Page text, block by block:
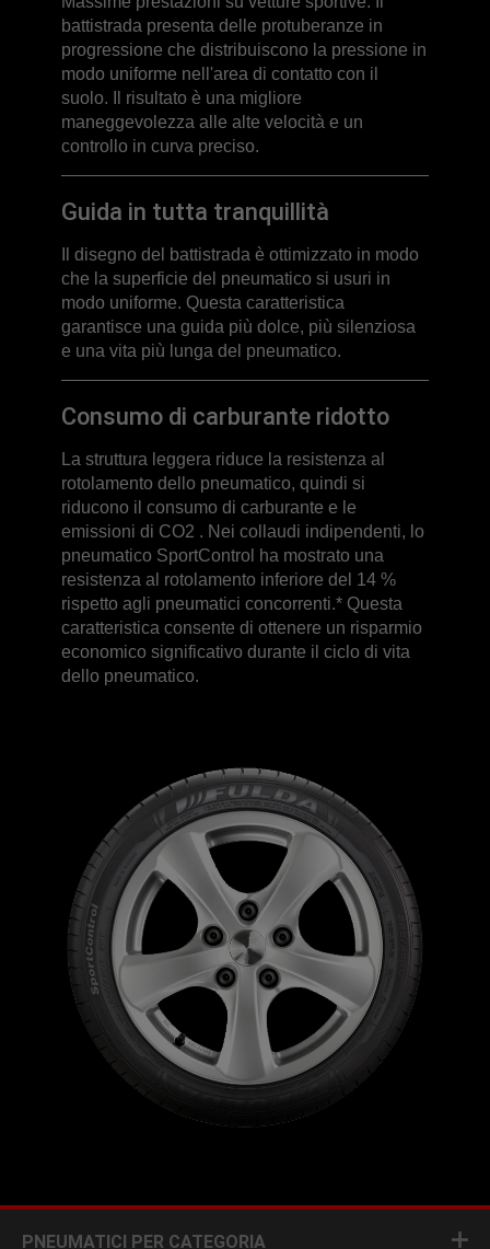
battistrada presenta delle protuberanze in
progressione che distribuiscono la pressione in
modo uniforme nell'area di contatto con il
suolo. Il risultato è una migliore
maneggevolezza alle alte velocità e un
controllo in curva preciso.
Guida in tutta tranquillità
Il disegno del battistrada è ottimizzato in modo
che la superficie del pneumatico si usuri in
modo uniforme. Questa caratteristica
garantisce una guida più dolce, più silenziosa
e una vita più lunga del pneumatico.
Consumo di carburante ridotto
La struttura leggera riduce la resistenza al
rotolamento dello pneumatico, quindi si
riducono il consumo di carburante e le
emissioni di CO2 . Nei collaudi indipendenti, lo
pneumatico SportControl ha mostrato una
resistenza al rotolamento inferiore del 14 %
rispetto agli pneumatici concorrenti.* Questa
caratteristica consente di ottenere un risparmio
economico significativo durante il ciclo di vita
dello pneumatico.
PNEUMATICI PER CATEGORIA